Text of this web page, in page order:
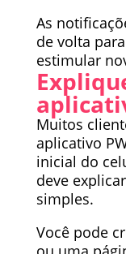
As
de volta
estimular
Muitos
aplicativo
inicial do
deve
simples.
Você pode